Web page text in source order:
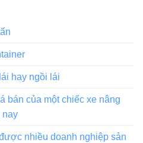
hay ngồi lái
bán của một chiếc xe nâng
nay
nhiều doanh nghiệp sản